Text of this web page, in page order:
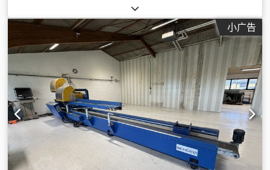
小广告